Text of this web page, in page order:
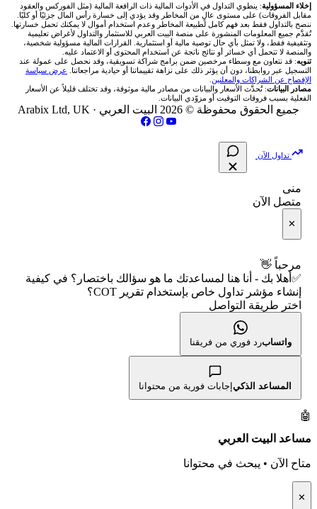
شركات تداول في فلسطين
شركات تداول في مصر
🇧🇭 بورصة البحرين
🇴🇲 بورصة مسقط
🇵🇸 بورصة فلسطين
📋 جميع الأسهم
🕌 الأسهم الحلال
📌 حاسبة النقاط المحورية
📏 حاسبة حجم المركز
🔄 حاسبة تكلفة السواب
📈 حاسبة عائد التداول
📊 حاسبة الربح التراكمي
🇺🇸 متى يفتح السوق الأمريكي؟
🛠️ كل الأدوات
🥇 أسعار الذهب والمعادن
💱 أسعار العملات والفوركس
💵 سعر الريال السعودي في مصر
📅 المؤشرات الاقتصادية
من نحن
تواصل معنا
فريق المؤلفين
مقالات تعليمية
سياسة تقييم الشركات
شركات التداول النصابة
الإبلاغ عن شركة نصابة
سياسة الخصوصية
إخلاء المسؤولية: ينطوي التداول في الأدوات المالية ذات الرافعة المالية (مثل الفوركس والعقود
مقابل الفروقات) على مستوى عالٍ من المخاطر وقد يؤدي إلى خسارة رأس المال جزئيًا أو كليًا.
ننصح بالتداول فقط بعد فهم كامل لطبيعة المخاطر وعدم استخدام أموال لا يمكنك تحمل خسارتها.
تُقدَّم جميع المعلومات المنشورة على منصة البيت العربي للاستثمار والتداول لأغراض تعليمية
وتثقيفية فقط، ولا تمثل بأي حال توصية مالية أو استثمارية. القرارات المالية مسؤولية شخصية،
والمنصة لا تتحمل أي خسائر أو نتائج ناتجة عن استخدام المحتوى أو الاعتماد عليه.
تنويه: قد نتعاون مع وسطاء مرخصين ضمن برامج شراكة تسويقية، وقد نحصل على عمولة عند
التسجيل عبر روابطنا، دون أن يؤثر ذلك على نزاهة تقييماتنا أو حيادية مراجعاتنا. عرض سياسة
الإفصاح عن الشراكات والمعلنين
مصادر البيانات: تُحدَّث الأسعار والبيانات من مصادر مالية موثوقة، وقد تختلف قليلاً عن الأسعار
الفعلية بسبب فروقات التوقيت أو مزوّدي البيانات.
جميع الحقوق محفوظة © 2026 البيت العربي · Arabix Ltd, UK
تداول الآن
منى
متصل الآن
✕
مرحباً 👋
✅أهلا بك - أنا هنا لمساعدتك ما هو سؤالك باختصار؟ في كيفية
إنشاء مؤشر تداول خاص بإستخدام تقرير COT؟
اختر طريقة التواصل
واتسابرد فوري من فريقنا
المساعد الذكي إجابات فورية من محتوانا
🤖
مساعد البيت العربي
متاح الآن • يبحث في محتوانا
✕